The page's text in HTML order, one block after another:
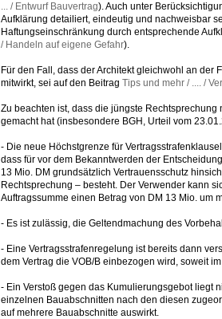
... / Entwurf Bauvertrag). Auch unter
Aufklärung detailiert, eindeutig und nachweisbar
Haftungseinschränkung durch entsprechende
/ Handeln auf eigene Gefahr).
Für den Fall, dass der Architekt gleichwohl an der
mitwirkt, sei auf den Beitrag Tips und mehr / .... /
Zu beachten ist, dass die jüngste
gemacht hat (insbesondere BGH, Urteil vom
- Die neue Höchstgrenze für
dass für vor dem Bekanntwerden der
13 Mio. DM grundsätzlich Vertrauensschutz
Rechtsprechung – besteht. Der Verwender kann
Auftragssumme einen Betrag von DM 13 Mio. um
- Es ist zulässig, die Geltendmachung des
- Eine Vertragsstrafenregelung ist bereits dann
dem Vertrag die VOB/B einbezogen wird, soweit
- Ein Verstoß gegen das Kumulierungsgebot liegt
einzelnen Bauabschnitten nach den diesen
auf mehrere Bauabschnitte auswirkt.